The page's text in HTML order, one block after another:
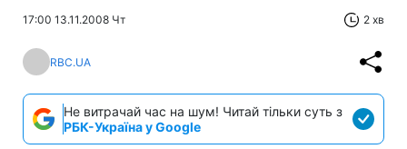
17:00 13.11.2008 Чт 2 хв
RBC.UA
Не витрачай час на шум! Читай тільки суть з
РБК-Україна у Google